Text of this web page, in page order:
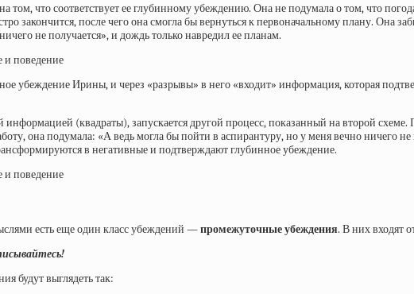
том, что соответствует ее глубинному убеждению. Она не подумала о том, что
закончится, после чего она смогла бы вернуться к первоначальному плану. Она
не получается», и дождь только навредил ее планам.
убеждение Ирины, и через «разрывы» в него «входит» информация, которая
информацией (квадраты), запускается другой процесс, показанный на второй
она подумала: «А ведь могла бы пойти в аспирантуру, но у меня вечно ничего
в негативные и подтверждают глубинное убеждение.
есть еще один класс убеждений —промежуточные убеждения. В них входят
будут выглядеть так: